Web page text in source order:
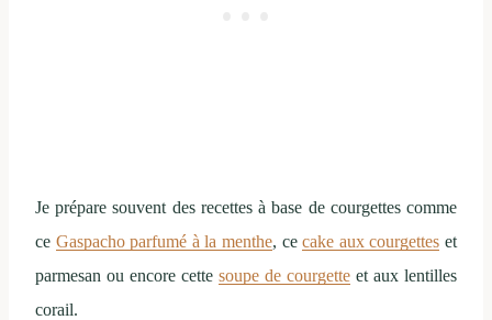
Je prépare souvent des recettes à base de courgettes comme
ce Gaspacho parfumé à la menthe, cecake aux courgettes et
parmesan ou encore cette soupe de courgette et aux lentilles
corail.